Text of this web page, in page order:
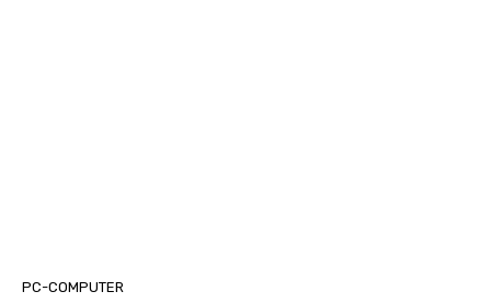
PC-COMPUTER